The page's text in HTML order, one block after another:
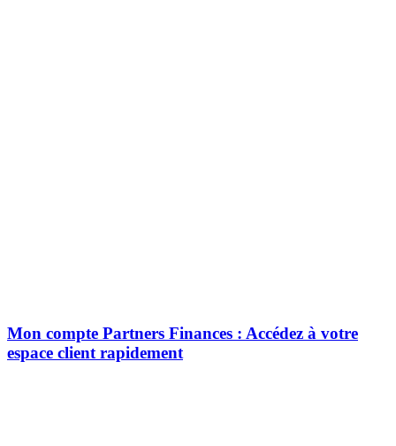
Mon compte Partners Finances : Accédez à votre
espace client rapidement